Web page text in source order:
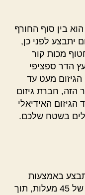
בין סוף החורף
יתבצע לפני כן,
מכות קור
הדר ספציפי
מעט עד
הזה, חברת גיזום
הגיזום האידיאלי
בשטח שלכם.
באמצעות
מזמרה ולא באמצעות מסור, בזווית של 45 מעלות, תוך